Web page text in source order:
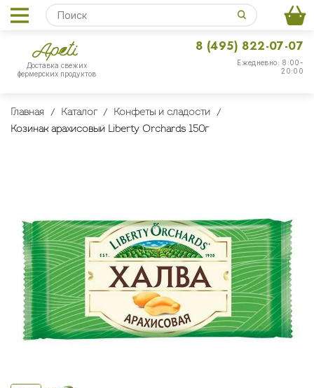
Доставка свежих
фермерских продуктов
Ежедневно: 8:00-
20:00
8 (495) 822-07-07
Главная Каталог
Конфеты и сладости
Козинак арахисовый Liberty Orchards 150г